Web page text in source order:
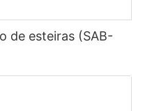
de esteiras (SAB-